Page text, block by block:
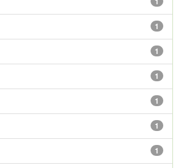
1
1
1
1
1
1